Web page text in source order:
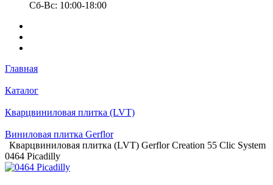
Cб-Вс: 10:00-18:00
Главная
Каталог
Кварцвиниловая плитка (LVT)
Виниловая плитка Gerflor
Кварцвиниловая плитка (LVT) Gerflor Creation 55 Clic System
0464 Picadilly